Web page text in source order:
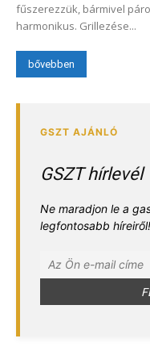
fűszerezzük, bármivel
harmonikus. Grillezése...
bővebben
GSZT hírlevél
Ne maradjon le a
legfontosabb